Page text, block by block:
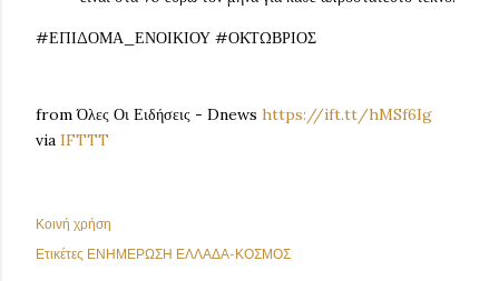
#ΕΠΙΔΟΜΑ_ΕΝΟΙΚΙΟΥ #ΟΚΤΩΒΡΙΟΣ
from Όλες Οι Ειδήσεις - Dnews https://ift.tt/hMSf6Ig
via IFTTT
Κοινή χρήση
Ετικέτες ΕΝΗΜΕΡΩΣΗ ΕΛΛΑΔΑ-ΚΟΣΜΟΣ